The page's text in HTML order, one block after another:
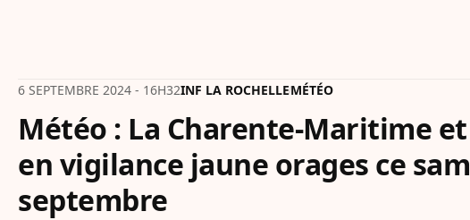
6 SEPTEMBRE 2024 - 16H32INF LA ROCHELLEMÉTÉO
Météo : La Charente-Maritime
en vigilance jaune orages ce
septembre